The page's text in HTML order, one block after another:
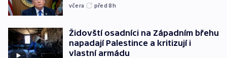
včera před 8h
Židovští osadníci na Západním břehu
napadají Palestince a kritizují i
vlastní armádu